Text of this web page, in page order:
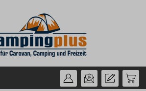
springen